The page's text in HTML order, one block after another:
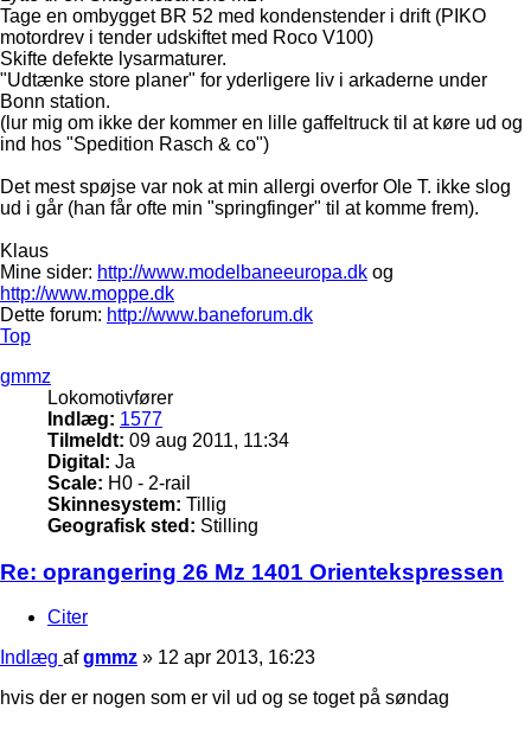
Tage en ombygget BR 52 med kondenstender i drift (PIKO
motordrev i tender udskiftet med Roco V100)
Skifte defekte lysarmaturer.
"Udtænke store planer" for yderligere liv i arkaderne under
Bonn station.
(lur mig om ikke der kommer en lille gaffeltruck til at køre ud og
ind hos "Spedition Rasch & co")
Det mest spøjse var nok at min allergi overfor Ole T. ikke slog
ud i går (han får ofte min "springfinger" til at komme frem).
Klaus
Mine sider: http://www.modelbaneeuropa.dk og
http://www.moppe.dk
Dette forum: http://www.baneforum.dk
Top
gmmz
Lokomotivfører
Indlæg: 1577
Tilmeldt: 09 aug 2011, 11:34
Digital: Ja
Scale: H0 - 2-rail
Skinnesystem: Tillig
Geografisk sted: Stilling
Re: oprangering 26 Mz 1401 Orientekspressen
Citer
Indlæg afgmmz » 12 apr 2013, 16:23
hvis der er nogen som er vil ud og se toget på søndag